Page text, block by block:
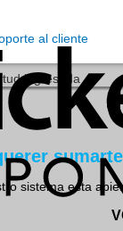
ingresada
sistema esta